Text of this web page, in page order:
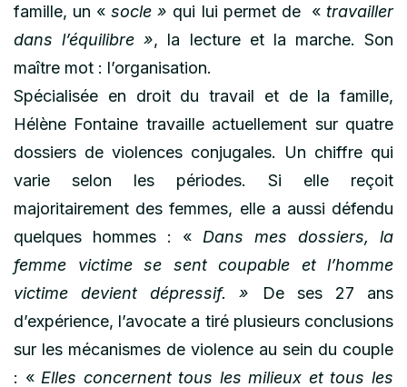
famille, un «socle » qui lui permet de « travailler
dans l’équilibre », la lecture et la marche. Son
maître mot : l’organisation.
Spécialisée en droit du travail et de la famille,
Hélène Fontaine travaille actuellement sur quatre
dossiers de violences conjugales. Un chiffre qui
varie selon les périodes. Si elle reçoit
majoritairement des femmes, elle a aussi défendu
quelques hommes : « Dans mes dossiers, la
femme victime se sent coupable et l’homme
victime devient dépressif. »
De ses 27 ans
d’expérience, l’avocate a tiré plusieurs conclusions
sur les mécanismes de violence au sein du couple
: « Elles concernent tous les milieux et tous les